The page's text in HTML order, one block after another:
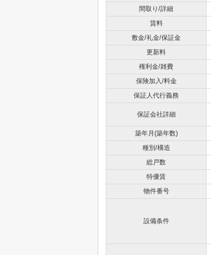
間取り/詳細
賃料
敷金/礼金/保証金
更新料
権利金/雑費
保険加入/料金
保証人代行義務
保証会社詳細
築年月(築年数)
種別/構造
総戸数
特優賃
物件番号
設備条件